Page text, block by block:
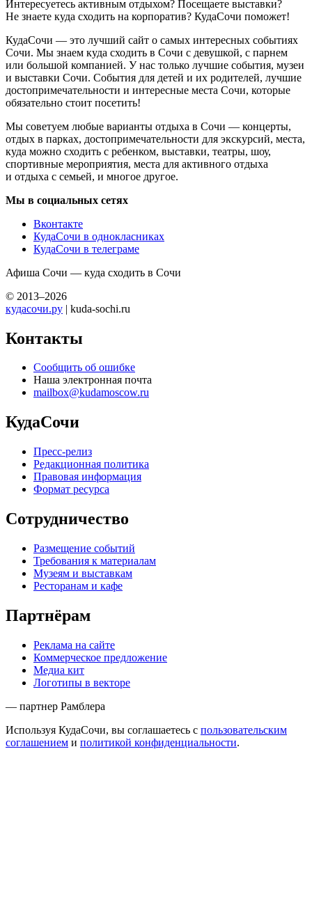
Интересуетесь активным отдыхом? Посещаете выставки?
Не знаете куда сходить на корпоратив? КудаСочи поможет!
КудаСочи — это лучший сайт о самых интересных событиях
Сочи. Мы знаем куда сходить в Сочи с девушкой, с парнем
или большой компанией. У нас только лучшие события, музеи
и выставки Сочи. События для детей и их родителей, лучшие
достопримечательности и интересные места Сочи, которые
обязательно стоит посетить!
Мы советуем любые варианты отдыха в Сочи — концерты,
отдых в парках, достопримечательности для экскурсий, места,
куда можно сходить с ребенком, выставки, театры, шоу,
спортивные мероприятия, места для активного отдыха
и отдыха с семьей, и многое другое.
Мы в социальных сетях
Вконтакте
КудаСочи в однокласниках
КудаСочи в телеграме
Афиша Сочи — куда сходить в Сочи
© 2013–2026
кудасочи.ру | kuda-sochi.ru
Контакты
Сообщить об ошибке
Наша электронная почта
mailbox@kudamoscow.ru
КудаСочи
Пресс-релиз
Редакционная политика
Правовая информация
Формат ресурса
Сотрудничество
Размещение событий
Требования к материалам
Музеям и выставкам
Ресторанам и кафе
Партнёрам
Реклама на сайте
Коммерческое предложение
Медиа кит
Логотипы в векторе
— партнер Рамблера
Используя КудаСочи, вы соглашаетесь с пользовательским
соглашением и политикой конфиденциальности.